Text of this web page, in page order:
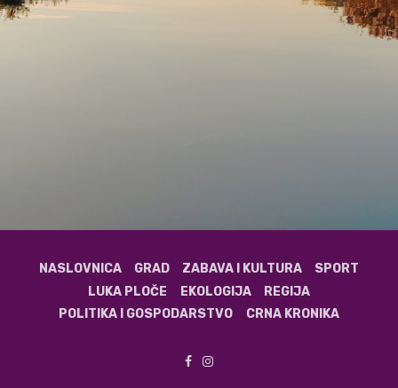
NASLOVNICA GRAD ZABAVA I KULTURA
SPORT
LUKA PLOČE
EKOLOGIJA
REGIJA
POLITIKA I GOSPODARSTVO
CRNA KRONIKA